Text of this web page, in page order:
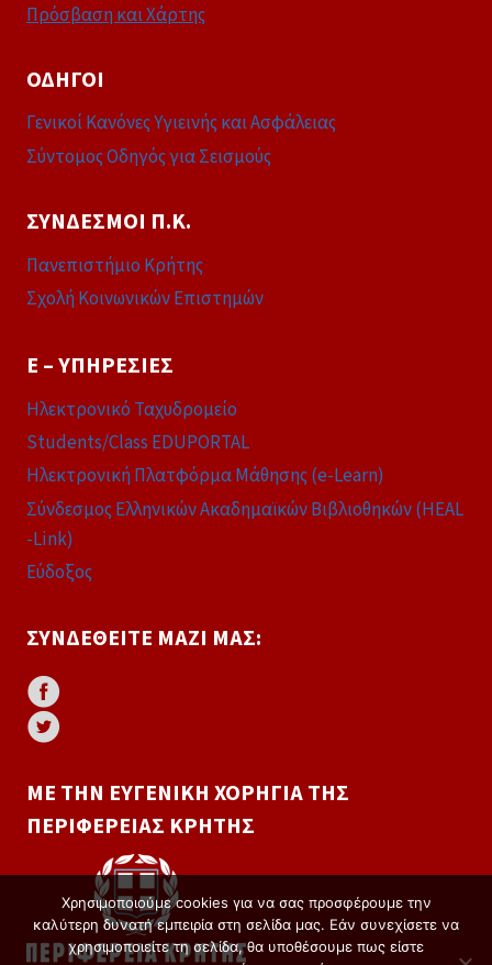
Πρόσβαση και Χάρτης
ΟΔΗΓΟΊ
Γενικοί Κανόνες Υγιεινής και Ασφάλειας
Σύντομος Οδηγός για Σεισμούς
ΣΎΝΔΕΣΜΟΙ Π.Κ.
Πανεπιστήμιο Κρήτης
Σχολή Κοινωνικών Επιστημών
E – ΥΠΗΡΕΣΊΕΣ
Ηλεκτρονικό Ταχυδρομείο
Students/Class EDUPORTAL
Ηλεκτρονική Πλατφόρμα Μάθησης (e-Learn)
Σύνδεσμος Ελληνικών Ακαδημαϊκών Βιβλιοθηκών (HEAL
-Link)
Εύδοξος
ΣΥΝΔΕΘΕΊΤΕ ΜΑΖΊ ΜΑΣ:
ΜΕ ΤΗΝ ΕΥΓΕΝΙΚΉ ΧΟΡΗΓΊΑ ΤΗΣ
ΠΕΡΙΦΈΡΕΙΑΣ ΚΡΉΤΗΣ
Χρησιμοποιούμε cookies για να σας προσφέρουμε την
καλύτερη δυνατή εμπειρία στη σελίδα μας. Εάν συνεχίσετε να
χρησιμοποιείτε τη σελίδα, θα υποθέσουμε πως είστε